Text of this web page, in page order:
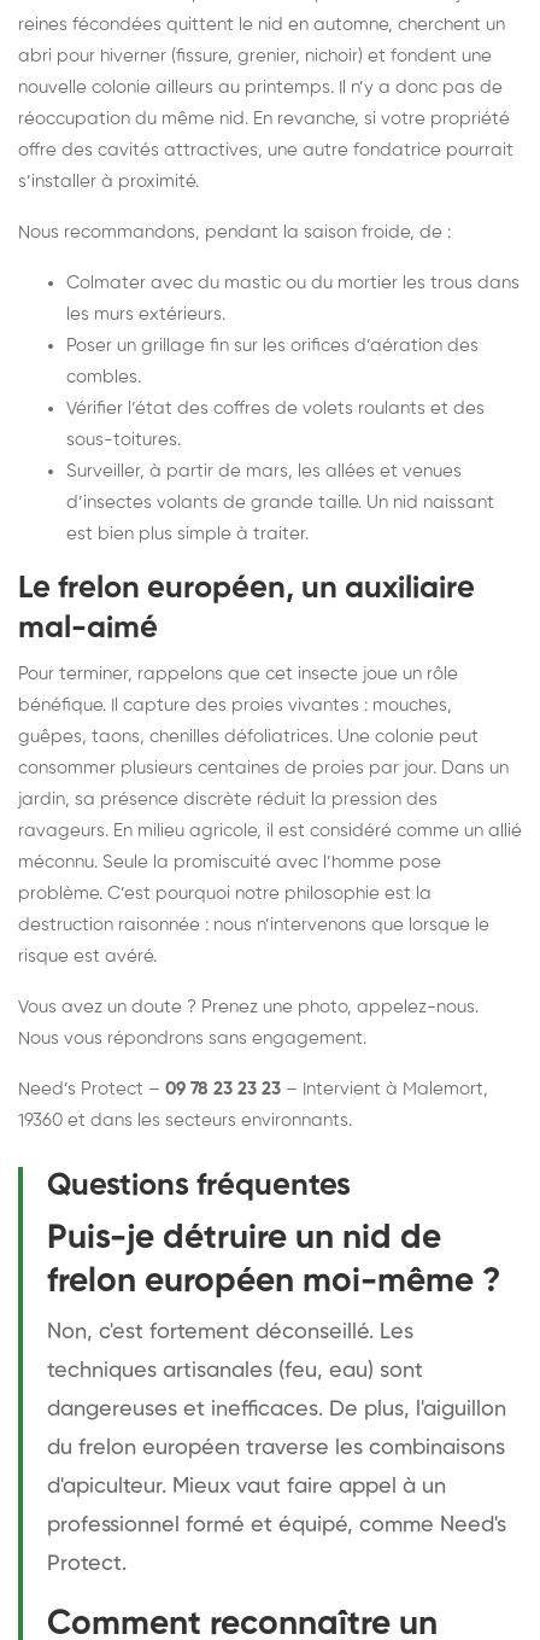
reines fécondées quittent le nid en automne, cherchent un
abri pour hiverner (fissure, grenier, nichoir) et fondent une
nouvelle colonie ailleurs au printemps. Il n’y a donc pas de
réoccupation du même nid. En revanche, si votre propriété
offre des cavités attractives, une autre fondatrice pourrait
s’installer à proximité.
Nous recommandons, pendant la saison froide, de :
Colmater avec du mastic ou du mortier les trous dans
les murs extérieurs.
Poser un grillage fin sur les orifices d’aération des
combles.
Vérifier l’état des coffres de volets roulants et des
sous-toitures.
Surveiller, à partir de mars, les allées et venues
d’insectes volants de grande taille. Un nid naissant
est bien plus simple à traiter.
Le frelon européen, un auxiliaire
mal-aimé
Pour terminer, rappelons que cet insecte joue un rôle
bénéfique. Il capture des proies vivantes : mouches,
guêpes, taons, chenilles défoliatrices. Une colonie peut
consommer plusieurs centaines de proies par jour. Dans un
jardin, sa présence discrète réduit la pression des
ravageurs. En milieu agricole, il est considéré comme un allié
méconnu. Seule la promiscuité avec l’homme pose
problème. C’est pourquoi notre philosophie est la
destruction raisonnée : nous n’intervenons que lorsque le
risque est avéré.
Vous avez un doute ? Prenez une photo, appelez-nous.
Nous vous répondrons sans engagement.
Need’s Protect – 09 78 23 23 23 – Intervient à Malemort,
19360 et dans les secteurs environnants.
Questions fréquentes
Puis-je détruire un nid de
frelon européen moi-même ?
Non, c'est fortement déconseillé. Les
techniques artisanales (feu, eau) sont
dangereuses et inefficaces. De plus, l'aiguillon
du frelon européen traverse les combinaisons
d'apiculteur. Mieux vaut faire appel à un
professionnel formé et équipé, comme Need's
Protect.
Comment reconnaître un